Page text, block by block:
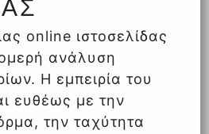
online ιστοσελίδας
ανάλυση
Η εμπειρία του
ευθέως με την
την ταχύτητα